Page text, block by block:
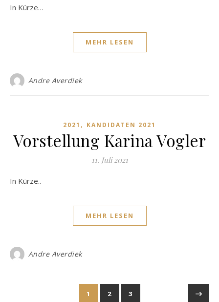
In Kürze…
MEHR LESEN
Andre Averdiek
2021 , KANDIDATEN 2021
Vorstellung Karina Vogler
11. Juli 2021
In Kürze..
MEHR LESEN
Andre Averdiek
1 2 3